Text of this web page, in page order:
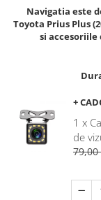
Navigatii KIA
Navigatii
Navigatii
Navigatii
Navigatii Jeep
Navigatii Land
Navigatia este
Toyota Prius Plus
si accesoriile
+
1 x
de